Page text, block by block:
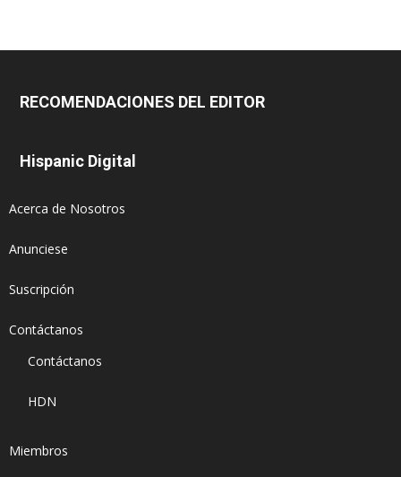
RECOMENDACIONES DEL EDITOR
Hispanic Digital
Acerca de Nosotros
Anunciese
Suscripción
Contáctanos
Contáctanos
HDN
Miembros